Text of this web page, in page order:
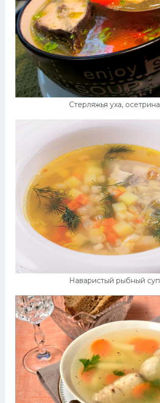
Стерляжья уха, осетрина
Наваристый рыбный суп
Дизайн комнаты